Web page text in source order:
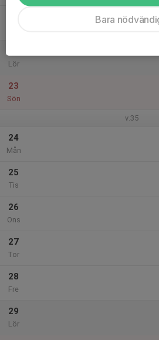
Lör
23
Sön
v.35
24
Mån
25
Tis
26
Ons
27
Tor
28
Fre
29
Lör
Bara